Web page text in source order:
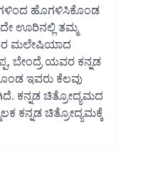
ಹೊಗಳಿಸಿಕೊಂಡ
ಊರಿನಲ್ಲಿ ತಮ್ಮ
ಮಲೇಷಿಯಾದ
ಬೇಂದ್ರೆ ಯವರ ಕನ್ನಡ
ಇವರು ಕೆಲವು
ಕನ್ನಡ ಚಿತ್ರೋದ್ಯಮದ
ಕನ್ನಡ ಚಿತ್ರೋದ್ಯಮಕ್ಕೆ